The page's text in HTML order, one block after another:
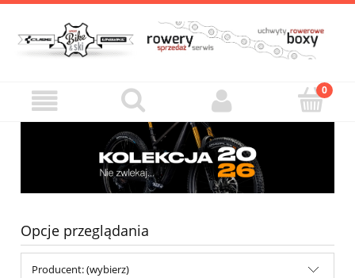
Opcje przeglądania
Producent: (wybierz)